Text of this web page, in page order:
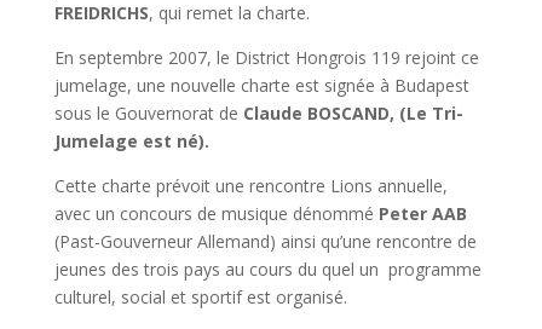
FREIDRICHS, qui remet la charte.
En septembre 2007, le District Hongrois 119 rejoint ce
jumelage, une nouvelle charte est signée à Budapest
sous le Gouvernorat de Claude BOSCAND, (Le Tri-
Jumelage est né).
Cette charte prévoit une rencontre Lions annuelle,
avec un concours de musique dénommé Peter AAB
(Past-Gouverneur Allemand) ainsi qu’une rencontre de
jeunes des trois pays au cours du quel un programme
culturel, social et sportif est organisé.